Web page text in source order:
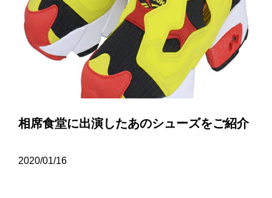
相席食堂に出演したあのシューズをご紹介
2020/01/16